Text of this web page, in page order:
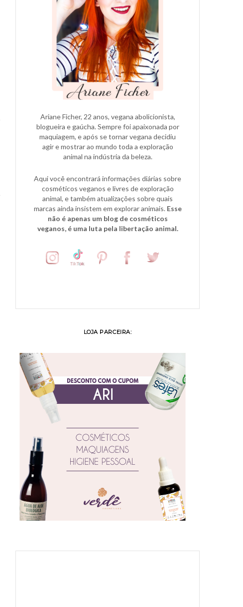
Ariane Ficher, 22 anos, vegana abolicionista,
blogueira e gaúcha. Sempre foi apaixonada por
maquiagem, e após se tornar vegana decidiu
agir e mostrar ao mundo toda a exploração
animal na indústria da beleza.
Aqui você encontrará informações diárias sobre
cosméticos veganos e livres de exploração
animal, e também atualizações sobre quais
marcas ainda insistem em explorar animais. Esse
não é apenas um blog de cosméticos
veganos, é uma luta pela libertação animal.
LOJA PARCEIRA: